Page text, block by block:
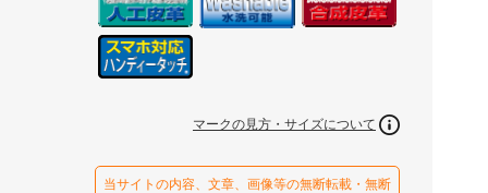
マークの見方・サイズについて
当サイトの内容、文章、画像等の無断転載・無断